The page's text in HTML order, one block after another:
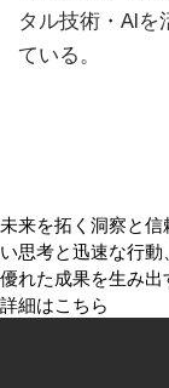
タル技術・AIを
ている。
未来を拓く洞察と
い思考と迅速な行動、
優れた成果を生み出
詳細はこちら